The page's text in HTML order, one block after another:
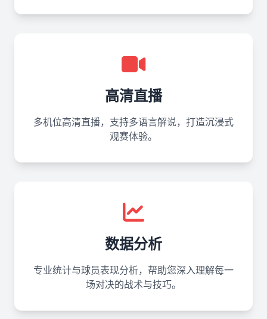
高清直播
多机位高清直播，支持多语言解说，打造沉浸式
观赛体验。
数据分析
专业统计与球员表现分析，帮助您深入理解每一
场对决的战术与技巧。